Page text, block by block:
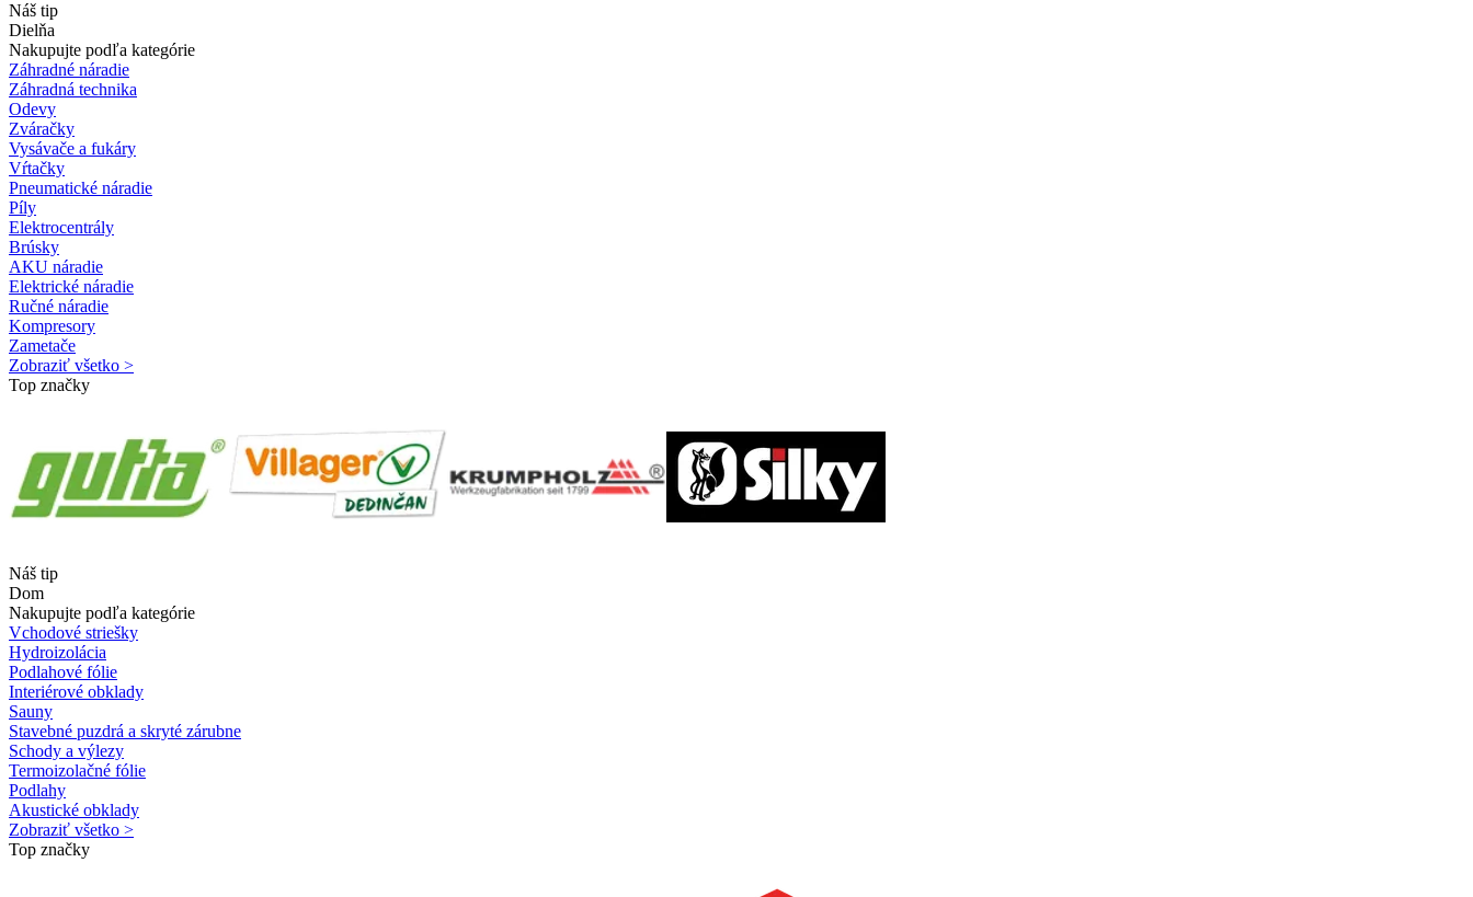
Náš tip
Dielňa
Nakupujte podľa kategórie
Záhradné náradie
Záhradná technika
Odevy
Zváračky
Vysávače a fukáry
Vŕtačky
Pneumatické náradie
Píly
Elektrocentrály
Brúsky
AKU náradie
Elektrické náradie
Ručné náradie
Kompresory
Zametače
Zobraziť všetko >
Top značky
Náš tip
Dom
Nakupujte podľa kategórie
Vchodové striešky
Hydroizolácia
Podlahové fólie
Interiérové obklady
Sauny
Stavebné puzdrá a skryté zárubne
Schody a výlezy
Termoizolačné fólie
Podlahy
Akustické obklady
Zobraziť všetko >
Top značky